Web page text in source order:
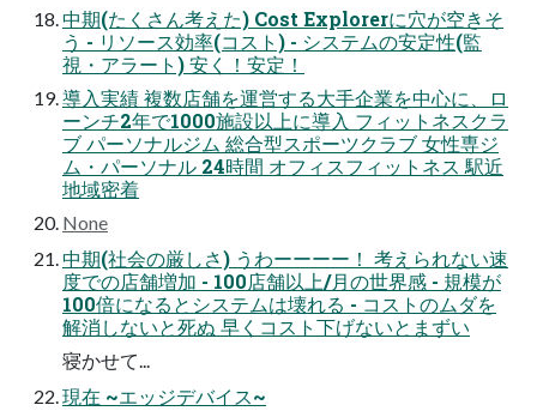
中期(たくさん考えた) Cost Explorerに穴が空きそ
う - リソース効率(コスト) - システムの安定性(監
視・アラート) 安く！安定！
導⼊実績 複数店舗を運営する⼤⼿企業を中⼼に、ロ
ーンチ2年で1000施設以上に導⼊ フィットネスクラ
ブ パーソナルジム 総合型スポーツクラブ 女性専ジ
ム・パーソナル 24時間 オフィスフィットネス 駅近
地域密着
None
中期(社会の厳しさ) うわーーーー！ 考えられない速
度での店舗増加 - 100店舗以上/月の世界感 - 規模が
100倍になるとシステムは壊れる - コストのムダを
解消しないと死ぬ 早くコスト下げないとまずい
寝かせて...
現在 ~エッジデバイス~